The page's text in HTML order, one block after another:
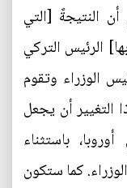
النتيجةً [التي
الرئيس التركي
الوزراء وتقوم
أن يجعل
باستثناء
كما ستكون